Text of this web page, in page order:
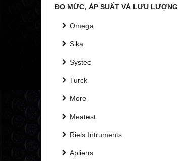
ĐO MỨC, ÁP SUẤT VÀ LƯU LƯỢNG
Omega
Sika
Systec
Turck
More
Meatest
Riels Intruments
Apliens